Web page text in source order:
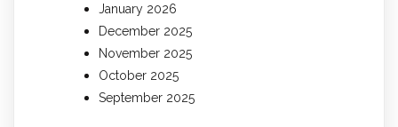
January 2026
December 2025
November 2025
October 2025
September 2025